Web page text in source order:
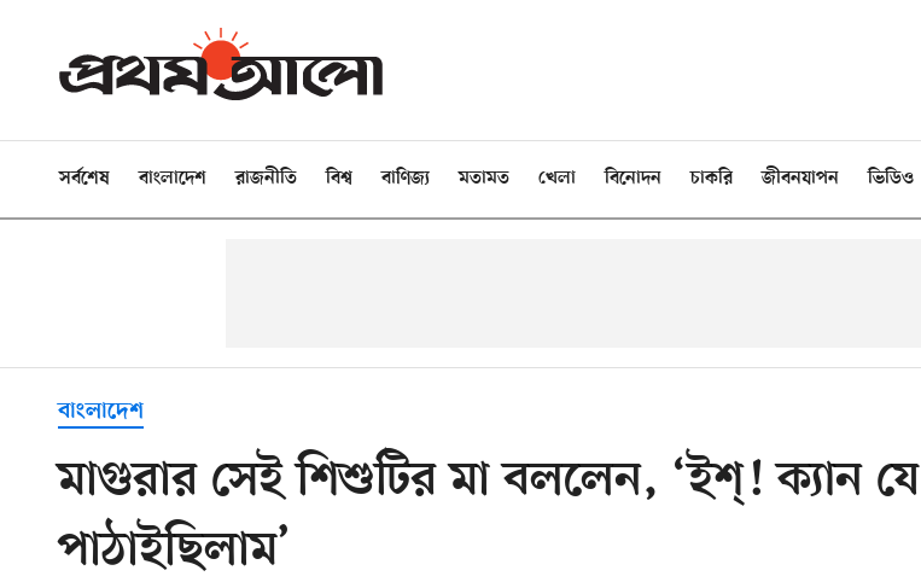
সর্বশেষ বাংলাদেশ রাজনীতি বিশ্ব বাণিজ্য মতামত খেলা বিনোদন চাকরি জীবনযাপন ভিডিও
বাংলাদেশ
মাগুরার সেই শিশুটির মা বললেন, ‘ইশ্‌! ক্যান যে
পাঠাইছিলাম’